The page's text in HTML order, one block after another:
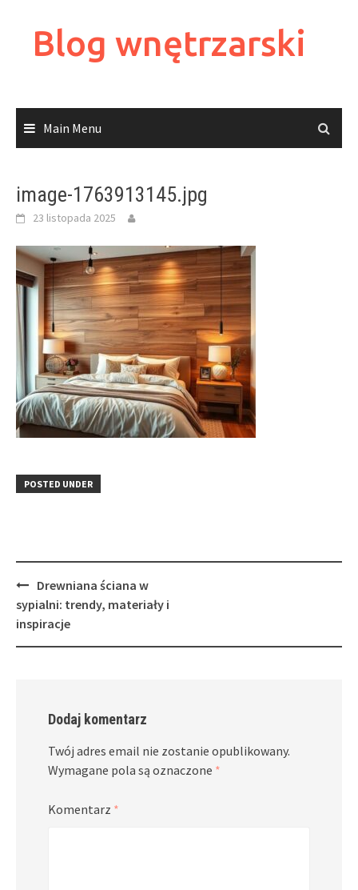
contentBlog wnętrzarski
Main Menu
image-1763913145.jpg
23 listopada 2025
POSTED UNDER
Post
navigation
Drewniana ściana w
sypialni: trendy, materiały i
inspiracje
Dodaj komentarz
Twój adres email nie zostanie opublikowany.
Wymagane pola są oznaczone *
Komentarz *